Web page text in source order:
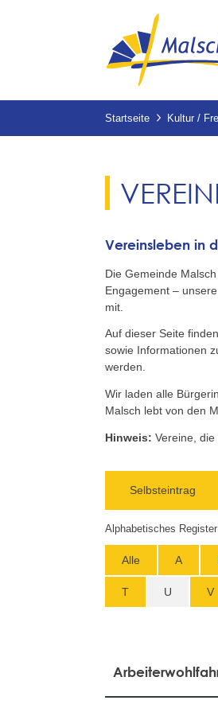
Startseite Kultur /
Vereinsleben in
Die Gemeinde
Engagement –
mit.
Auf dieser Seite
sowie Informationen
werden.
Wir laden alle
Malsch lebt von den
Hinweis: Vereine,
Selbsteintrag
Alphabetisches
Alle A
T U V